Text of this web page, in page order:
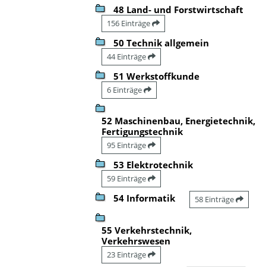
48 Land- und Forstwirtschaft
156 Einträge
50 Technik allgemein
44 Einträge
51 Werkstoffkunde
6 Einträge
52 Maschinenbau, Energietechnik,
Fertigungstechnik
95 Einträge
53 Elektrotechnik
59 Einträge
54 Informatik 58 Einträge
55 Verkehrstechnik,
Verkehrswesen
23 Einträge